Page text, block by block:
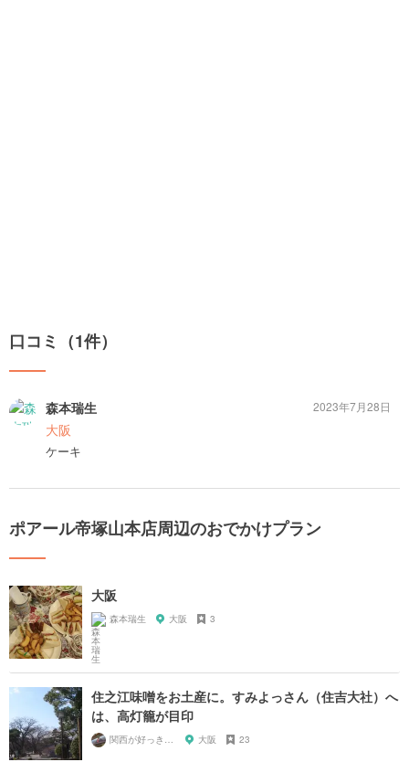
口コミ（1件）
森本瑞生
大阪
ケーキ
2023年7月28日
ポアール帝塚山本店周辺のおでかけプラン
大阪
森本瑞生 大阪 3
住之江味噌をお土産に。すみよっさん（住吉大社）へ
は、高灯籠が目印
大阪 23